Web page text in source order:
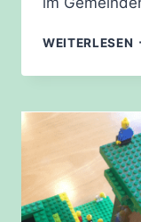
WEITERLESEN